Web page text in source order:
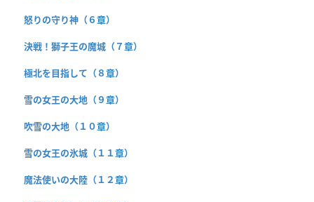
怒りの守り神（６章）
決戦！獅子王の魔城（７章）
極北を目指して（８章）
雪の女王の大地（９章）
吹雪の大地（１０章）
雪の女王の氷城（１１章）
魔法使いの大陸（１２章）